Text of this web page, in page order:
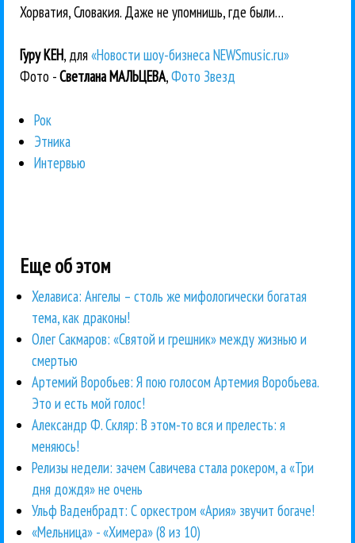
Хорватия, Словакия. Даже не упомнишь, где были…
Гуру КЕН, для«Новости шоу-бизнеса NEWSmusic.ru»
Фото -Светлана МАЛЬЦЕВА,Фото Звезд
Рок
Этника
Интервью
Еще об этом
Хелависа: Ангелы – столь же мифологически богатая
тема, как драконы!
Олег Сакмаров: «Святой и грешник» между жизнью и
смертью
Артемий Воробьев: Я пою голосом Артемия Воробьева.
Это и есть мой голос!
Александр Ф. Скляр: В этом-то вся и прелесть: я
меняюсь!
Релизы недели: зачем Савичева стала рокером, а «Три
дня дождя» не очень
Ульф Ваденбрадт: С оркестром «Ария» звучит богаче!
«Мельница» - «Химера» (8 из 10)